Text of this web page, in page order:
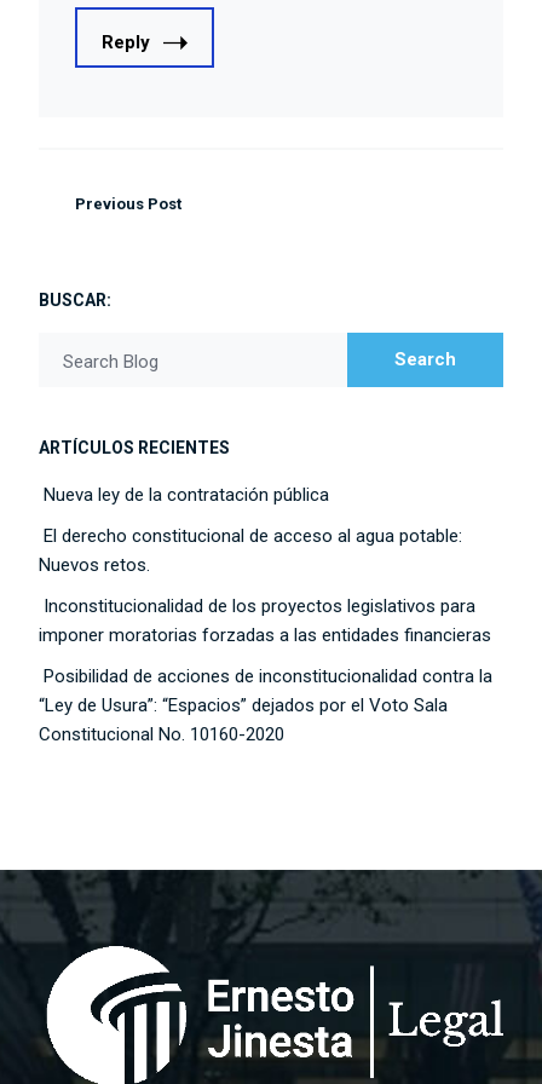
Reply
Previous Post
BUSCAR:
Search Blog Search
ARTÍCULOS RECIENTES
Nueva ley de la contratación pública
El derecho constitucional de acceso al agua potable:
Nuevos retos.
Inconstitucionalidad de los proyectos legislativos para
imponer moratorias forzadas a las entidades financieras
Posibilidad de acciones de inconstitucionalidad contra la
“Ley de Usura”: “Espacios” dejados por el Voto Sala
Constitucional No. 10160-2020